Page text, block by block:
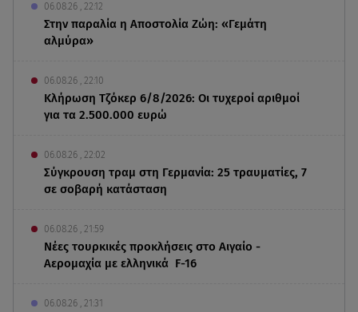
06.08.26 , 22:12
Στην παραλία η Αποστολία Ζώη: «Γεμάτη
αλμύρα»
06.08.26 , 22:10
Κλήρωση Τζόκερ 6/8/2026: Οι τυχεροί αριθμοί
για τα 2.500.000 ευρώ
06.08.26 , 22:02
Σύγκρουση τραμ στη Γερμανία: 25 τραυματίες, 7
σε σοβαρή κατάσταση
06.08.26 , 21:59
Νέες τουρκικές προκλήσεις στο Αιγαίο -
Αερομαχία με ελληνικά F-16
06.08.26 , 21:31